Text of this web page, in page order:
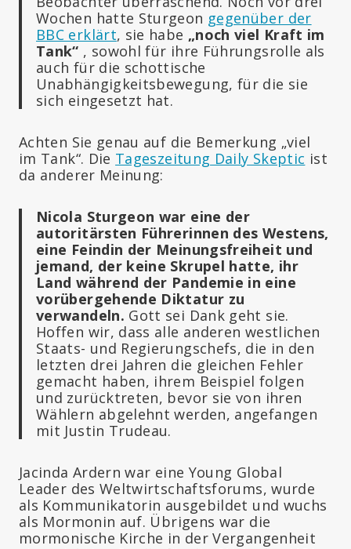
Wochen hatte Sturgeon gegenüber der
BBC erklärt, sie habe „noch viel Kraft im
Tank“ , sowohl für ihre Führungsrolle als
auch für die schottische
Unabhängigkeitsbewegung, für die sie
sich eingesetzt hat.
Achten Sie genau auf die Bemerkung „viel
im Tank“. Die Tageszeitung Daily Skeptic ist
da anderer Meinung:
Nicola Sturgeon war eine der
autoritärsten Führerinnen des Westens,
eine Feindin der Meinungsfreiheit und
jemand, der keine Skrupel hatte, ihr
Land während der Pandemie in eine
vorübergehende Diktatur zu
verwandeln. Gott sei Dank geht sie.
Hoffen wir, dass alle anderen westlichen
Staats- und Regierungschefs, die in den
letzten drei Jahren die gleichen Fehler
gemacht haben, ihrem Beispiel folgen
und zurücktreten, bevor sie von ihren
Wählern abgelehnt werden, angefangen
mit Justin Trudeau.
Jacinda Ardern war eine Young Global
Leader des Weltwirtschaftsforums, wurde
als Kommunikatorin ausgebildet und wuchs
als Mormonin auf. Übrigens war die
mormonische Kirche in der Vergangenheit